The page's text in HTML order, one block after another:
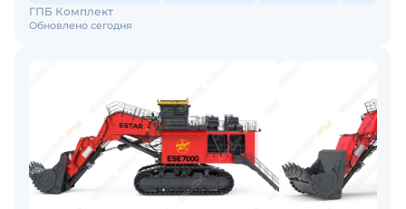
Обновлено сегодня
ГПБ Комплект